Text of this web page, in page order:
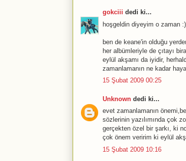
gokciii dedi ki...
hoşgeldin diyeyim o zaman :)
ben de keane'in olduğu
her albümleriyle de çıtayı
eylül akşamı da iyidir,
zamanlamanın ne kadar
15 Şubat 2009 00:25
Unknown dedi ki...
evet zamanlamanın
sözlerinin yazılımında çok
gerçekten özel bir şarkı, ki
çok önem veririm ki eylül
15 Şubat 2009 10:16